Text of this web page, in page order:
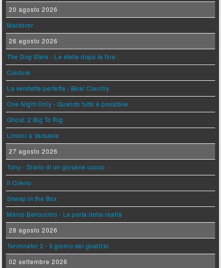
20 agosto 2026
Maldoror
26 agosto 2026
The Dog Stars - Le stelle dopo la fine
Couture
La vendetta perfetta - Bear Country
One Night Only - Quando tutto è possibile
Ghost: 2 Big To Rig
Limoni a Varsavia
27 agosto 2026
Tony - Diario di un giovane cuoco
Il Cileno
Sheep in the Box
Marco Bellocchio - La porta della realtà
28 agosto 2026
Terminator 2 - Il giorno del giudizio
02 settembre 2026